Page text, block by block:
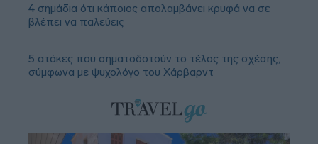
4 σημάδια ότι κάποιος απολαμβάνει κρυφά να σε
βλέπει να παλεύεις
5 ατάκες που σηματοδοτούν το τέλος της σχέσης,
σύμφωνα με ψυχολόγο του Χάρβαρντ